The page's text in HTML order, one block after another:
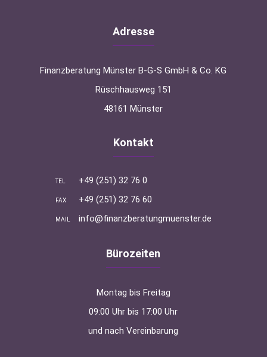
Adresse
Finanzberatung Münster B-G-S GmbH & Co. KG
Rüschhausweg 151
48161 Münster
Kontakt
TEL +49 (251) 32 76 0
FAX +49 (251) 32 76 60
MAIL info@finanzberatungmuenster.de
Bürozeiten
Montag bis Freitag
09:00 Uhr bis 17:00 Uhr
und nach Vereinbarung